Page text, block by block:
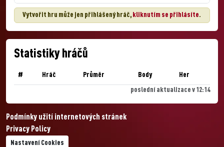
Vytvořit hru může jen přihlášený hráč, kliknutím se přihlásíte.
Statistiky hráčů
# Hráč Průměr Body Her
poslední aktualizace v 12:14
Podmínky užití internetových stránek
Privacy Policy
Nastavení Cookies